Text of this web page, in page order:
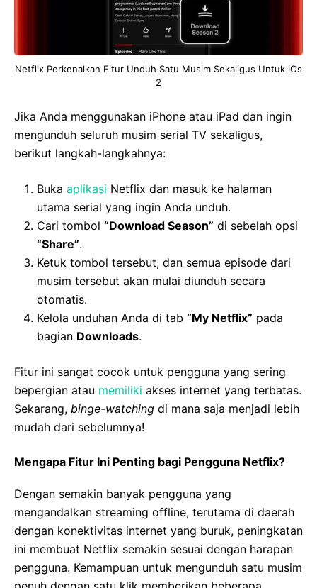
Netflix Perkenalkan Fitur Unduh Satu Musim Sekaligus Untuk iOs
2
Jika Anda menggunakan iPhone atau iPad dan ingin
mengunduh seluruh musim serial TV sekaligus,
berikut langkah-langkahnya:
Buka aplikasi Netflix dan masuk ke halaman
utama serial yang ingin Anda unduh.
Cari tombol “Download Season” di sebelah opsi
“Share”.
Ketuk tombol tersebut, dan semua episode dari
musim tersebut akan mulai diunduh secara
otomatis.
Kelola unduhan Anda di tab “My Netflix” pada
bagian Downloads.
Fitur ini sangat cocok untuk pengguna yang sering
bepergian atau memiliki akses internet yang terbatas.
Sekarang, binge-watching di mana saja menjadi lebih
mudah dari sebelumnya!
Mengapa Fitur Ini Penting bagi Pengguna Netflix?
Dengan semakin banyak pengguna yang
mengandalkan streaming offline, terutama di daerah
dengan konektivitas internet yang buruk, peningkatan
ini membuat Netflix semakin sesuai dengan harapan
pengguna. Kemampuan untuk mengunduh satu musim